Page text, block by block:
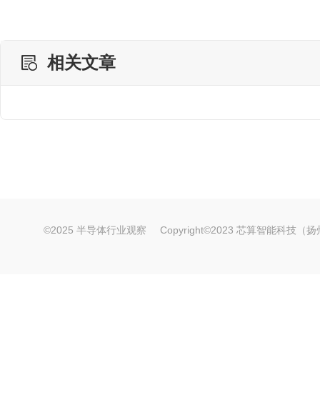
相关文章
©2025 半导体行业观察 Copyright©2023 芯算智能科技（